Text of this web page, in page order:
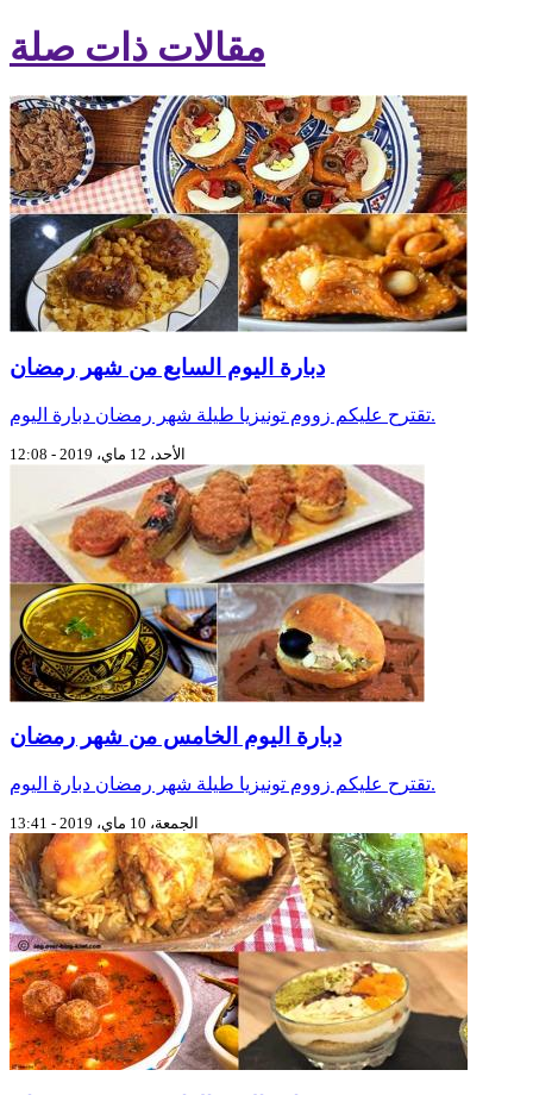
مقالات ذات صلة
دبارة اليوم السابع من شهر رمضان
تقترح عليكم زووم تونيزيا طيلة شهر رمضان دبارة اليوم.
الأحد، 12 ماي، 2019 - 12:08
دبارة اليوم الخامس من شهر رمضان
تقترح عليكم زووم تونيزيا طيلة شهر رمضان دبارة اليوم.
الجمعة، 10 ماي، 2019 - 13:41